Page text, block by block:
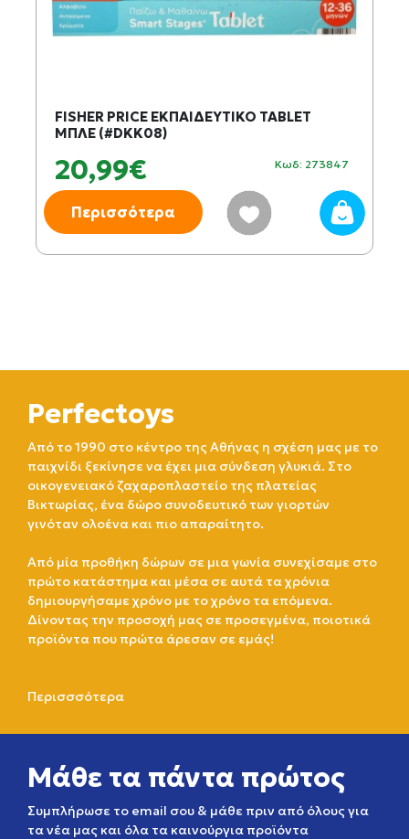
FISHER PRICE ΕΚΠΑΙΔΕΥΤΙΚΟ TABLET
ΜΠΛΕ (#DKK08)
20,99€ Κωδ: 273847
Περισσότερα
Perfectoys
Από το 1990 στο κέντρο της Αθήνας η σχέση μας με το
παιχνίδι ξεκίνησε να έχει μια σύνδεση γλυκιά. Στο
οικογενειακό ζαχαροπλαστείο της πλατείας
Βικτωρίας, ένα δώρο συνοδευτικό των γιορτών
γινόταν ολοένα και πιο απαραίτητο.
Από μία προθήκη δώρων σε μια γωνία συνεχίσαμε στο
πρώτο κατάστημα και μέσα σε αυτά τα χρόνια
δημιουργήσαμε χρόνο με το χρόνο τα επόμενα.
Δίνοντας την προσοχή μας σε προσεγμένα, ποιοτικά
προϊόντα που πρώτα άρεσαν σε εμάς!
Περισσσότερα
Μάθε τα πάντα πρώτος
Συμπλήρωσε το email σου & μάθε πριν από όλους για
τα νέα μας και όλα τα καινούργια προϊόντα